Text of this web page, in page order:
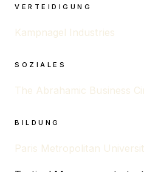
VERTEIDIGUNG
Kampnagel Industries
SOZIALES
The Abrahamic Business
BILDUNG
Paris Metropolitan